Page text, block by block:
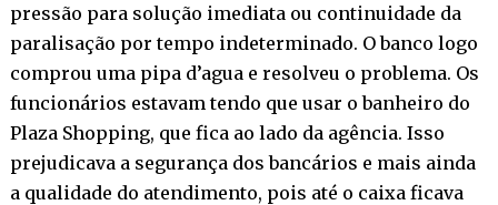
pressão para solução imediata ou continuidade da
paralisação por tempo indeterminado. O banco logo
comprou uma pipa d’agua e resolveu o problema. Os
funcionários estavam tendo que usar o banheiro do
Plaza Shopping, que fica ao lado da agência. Isso
prejudicava a segurança dos bancários e mais ainda
a qualidade do atendimento, pois até o caixa ficava